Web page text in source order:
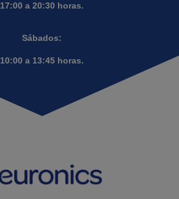
17:00 a 20:30 horas.
Sábados:
10:00 a 13:45 horas.